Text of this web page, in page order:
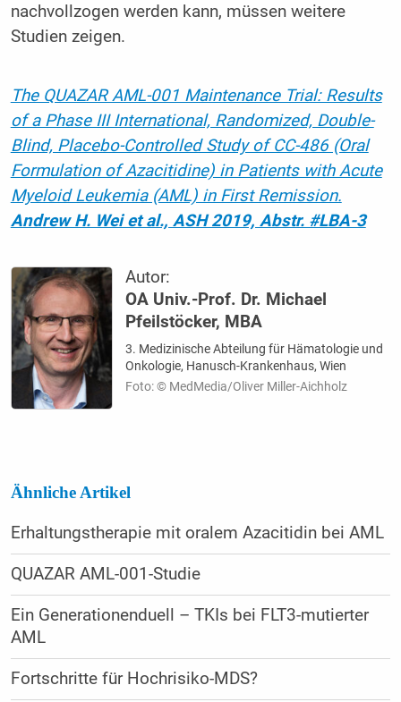
nachvollzogen werden kann, müssen weitere
Studien zeigen.
The QUAZAR AML-001 Maintenance Trial: Results
of a Phase III International, Randomized, Double-
Blind, Placebo-Controlled Study of CC-486 (Oral
Formulation of Azacitidine) in Patients with Acute
Myeloid Leukemia (AML) in First Remission.
Andrew H. Wei et al., ASH 2019, Abstr. #LBA-3
Autor:
OA Univ.-Prof. Dr. Michael
Pfeilstöcker, MBA
3. Medizinische Abteilung für Hämatologie und
Onkologie, Hanusch-Krankenhaus, Wien
Foto: © MedMedia/Oliver Miller-Aichholz
Ähnliche Artikel
Erhaltungstherapie mit oralem Azacitidin bei AML
QUAZAR AML-001-Studie
Ein Generationenduell – TKIs bei FLT3-mutierter
AML
Fortschritte für Hochrisiko-MDS?